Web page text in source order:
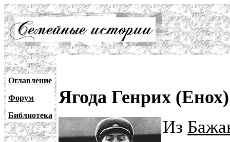
Оглавление
Форум
Библиотека
Ягода Генрих
Из